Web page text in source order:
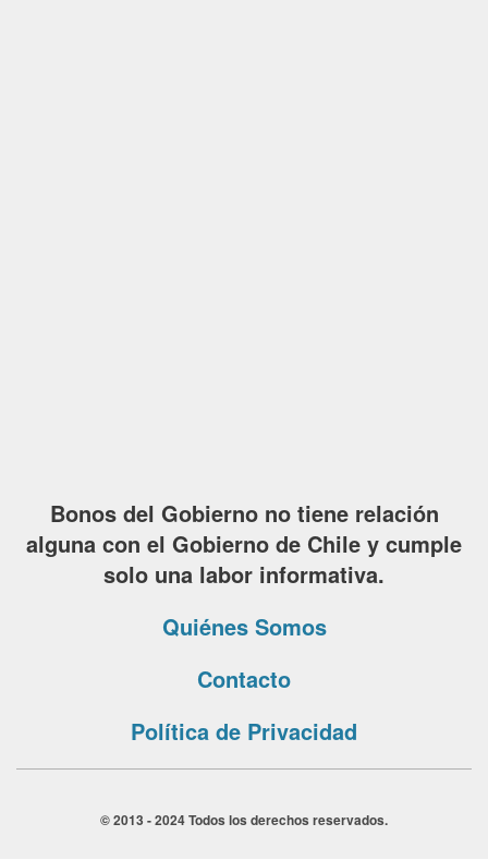
Bonos del Gobierno no tiene relación
alguna con el Gobierno de Chile y cumple
solo una labor informativa.
Quiénes Somos
Contacto
Política de Privacidad
© 2013 - 2024 Todos los derechos reservados.